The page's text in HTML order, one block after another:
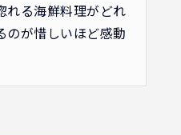
れる海鮮料理がどれ
のが惜しいほど感動